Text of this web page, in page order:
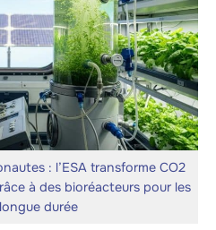
: l’ESA transforme CO2
à des bioréacteurs pour les
durée